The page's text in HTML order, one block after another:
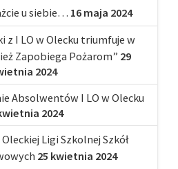
u siebie… 16 maja 2024
z I LO w Olecku triumfuje w
Zapobiega Pożarom” 29
2024
Absolwentów I LO w Olecku
2024
Ligi Szkolnej Szkół
25 kwietnia 2024